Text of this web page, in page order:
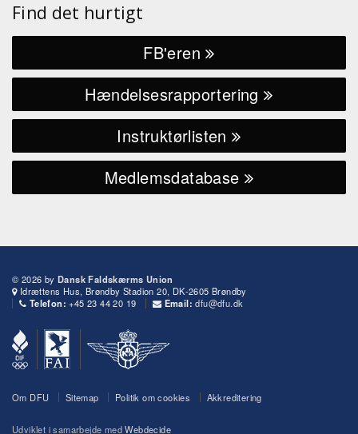
Find det hurtigt
FB'eren
Hændelsesrapportering
Instruktørlisten
Medlemsdatabase
© 2026 by Dansk Faldskærms Union
Idrættens Hus, Brøndby Stadion 20, DK-2605 Brøndby
Telefon: +45 23 44 20 19 Email: dfu@dfu.dk
Om DFU Sitemap Politik om cookies Akkreditering
Udviklet i samarbejde medWebdecide